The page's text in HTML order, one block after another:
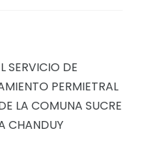
SERVICIO DE
PERMIETRAL
LA COMUNA SUCRE
CHANDUY